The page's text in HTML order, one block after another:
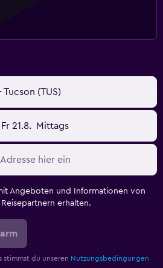
Tucson (TUS)
Fr 21.8. Mittags
Angeboten und Informationen von
erhalten.
stimmst du unseren Nutzungsbedingungen